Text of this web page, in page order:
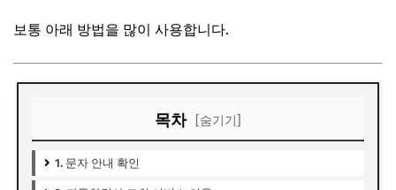
보통 아래 방법을 많이 사용합니다.
목차 [숨기기]
1. 문자 안내 확인